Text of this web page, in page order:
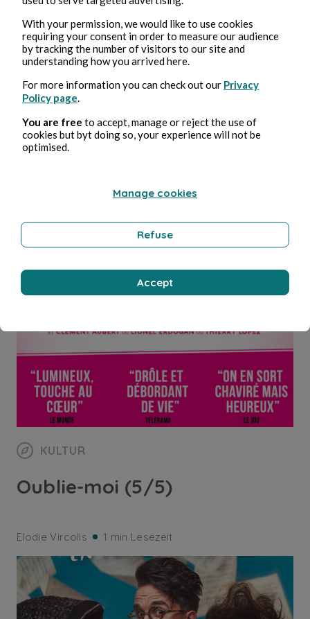
KULTUR
1 min Lesezeit
KULTUR
Oublie-moi (5/5)
Elodie Vircolls 1 min Lesezeit
With your permission, we would like to use cookies
requiring your consent in order to measure our audience
by tracking the number of visitors to our site and
understanding how you arrived here.
For more information you can check out our Privacy
Policy page
You are free to accept, manage or reject the use of
cookies but byt doing so, your experience will not be
optimised.
Manage cookies
Refuse
Accept